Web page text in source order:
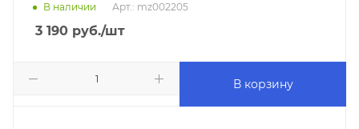
В наличии Арт.: mz002205
3 190 руб./шт
В корзину